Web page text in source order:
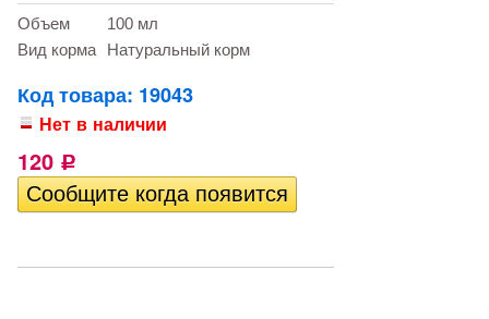
Объем
100 мл
Вид корма
Натуральный корм
Код товара: 19043
Нет в наличии
120 Р